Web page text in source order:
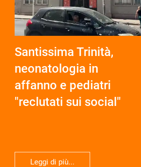
Santissima Trinità,
neonatologia in
affanno e pediatri
"reclutati sui social"
Leggi di più...